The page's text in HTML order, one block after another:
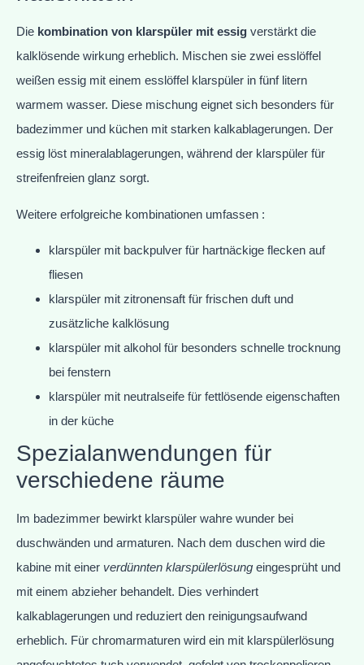
Die kombination von klarspüler mit essig verstärkt die
kalklösende wirkung erheblich. Mischen sie zwei esslöffel
weißen essig mit einem esslöffel klarspüler in fünf litern
warmem wasser. Diese mischung eignet sich besonders für
badezimmer und küchen mit starken kalkablagerungen. Der
essig löst mineralablagerungen, während der klarspüler für
streifenfreien glanz sorgt.
Weitere erfolgreiche kombinationen umfassen :
klarspüler mit backpulver für hartnäckige flecken auf
fliesen
klarspüler mit zitronensaft für frischen duft und
zusätzliche kalklösung
klarspüler mit alkohol für besonders schnelle trocknung
bei fenstern
klarspüler mit neutralseife für fettlösende eigenschaften
in der küche
Spezialanwendungen für
verschiedene räume
Im badezimmer bewirkt klarspüler wahre wunder bei
duschwänden und armaturen. Nach dem duschen wird die
kabine mit einer verdünnten klarspülerlösung eingesprüht und
mit einem abzieher behandelt. Dies verhindert
kalkablagerungen und reduziert den reinigungsaufwand
erheblich. Für chromarmaturen wird ein mit klarspülerlösung